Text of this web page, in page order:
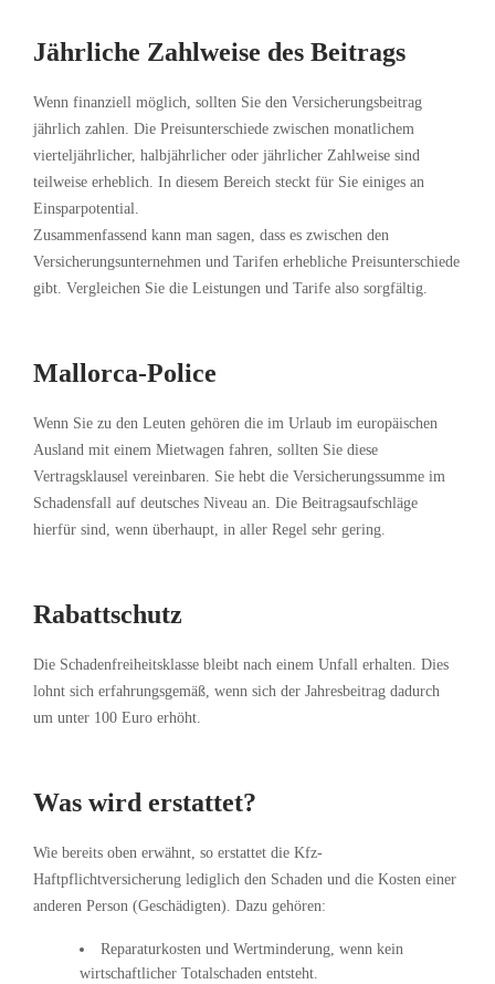
Jährliche Zahlweise des Beitrags
Wenn finanziell möglich, sollten Sie den Versicherungsbeitrag
jährlich zahlen. Die Preisunterschiede zwischen monatlichem
vierteljährlicher, halbjährlicher oder jährlicher Zahlweise sind
teilweise erheblich. In diesem Bereich steckt für Sie einiges an
Einsparpotential.
Zusammenfassend kann man sagen, dass es zwischen den
Versicherungsunternehmen und Tarifen erhebliche Preisunterschiede
gibt. Vergleichen Sie die Leistungen und Tarife also sorgfältig.
Mallorca-Police
Wenn Sie zu den Leuten gehören die im Urlaub im europäischen
Ausland mit einem Mietwagen fahren, sollten Sie diese
Vertragsklausel vereinbaren. Sie hebt die Versicherungssumme im
Schadensfall auf deutsches Niveau an. Die Beitragsaufschläge
hierfür sind, wenn überhaupt, in aller Regel sehr gering.
Rabattschutz
Die Schadenfreiheitsklasse bleibt nach einem Unfall erhalten. Dies
lohnt sich erfahrungsgemäß, wenn sich der Jahresbeitrag dadurch
um unter 100 Euro erhöht.
Was wird erstattet?
Wie bereits oben erwähnt, so erstattet die Kfz-
Haftpflichtversicherung lediglich den Schaden und die Kosten einer
anderen Person (Geschädigten). Dazu gehören:
Reparaturkosten und Wertminderung, wenn kein
wirtschaftlicher Totalschaden entsteht.